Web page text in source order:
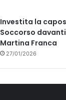
Investita la
Soccorso
Martina Franca
27/01/2026